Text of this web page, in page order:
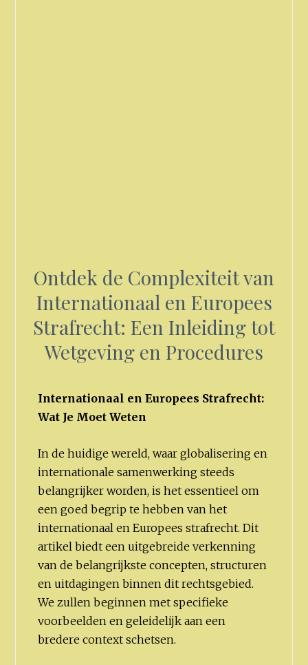
Ontdek de Complexiteit van
Internationaal en Europees
Strafrecht: Een Inleiding tot
Wetgeving en Procedures
Internationaal en Europees Strafrecht:
Wat Je Moet Weten
In de huidige wereld, waar globalisering en
internationale samenwerking steeds
belangrijker worden, is het essentieel om
een goed begrip te hebben van het
internationaal en Europees strafrecht. Dit
artikel biedt een uitgebreide verkenning
van de belangrijkste concepten, structuren
en uitdagingen binnen dit rechtsgebied.
We zullen beginnen met specifieke
voorbeelden en geleidelijk aan een
bredere context schetsen.